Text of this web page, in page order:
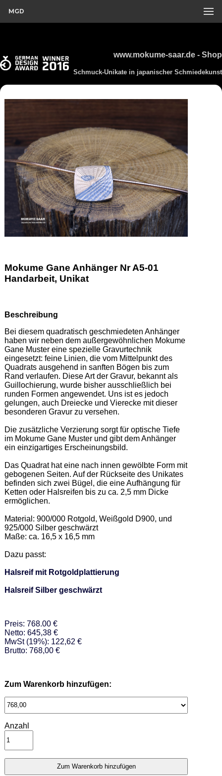
MGD
www.mokume-saar.de - Shop
Schmuck-Unikate in japanischer Schmiedekunst
Mokume Gane Anhänger Nr A5-01
Handarbeit, Unikat
Beschreibung
Bei diesem quadratisch geschmiedeten Anhänger
haben wir neben dem außergewöhnlichen Mokume
Gane Muster eine spezielle Gravurtechnik
eingesetzt: feine Linien, die vom Mittelpunkt des
Quadrats ausgehend in sanften Bögen bis zum
Rand verlaufen. Diese Art der Gravur, bekannt als
Guillochierung, wurde bisher ausschließlich bei
runden Formen angewendet. Uns ist es jedoch
gelungen, auch Dreiecke und Vierecke mit dieser
besonderen Gravur zu versehen.
Die zusätzliche Verzierung sorgt für optische Tiefe
im Mokume Gane Muster und gibt dem Anhänger
ein einzigartiges Erscheinungsbild.
Das Quadrat hat eine nach innen gewölbte Form mit
gebogenen Seiten. Auf der Rückseite des Unikates
befinden sich zwei Bügel, die eine Aufhängung für
Ketten oder Halsreifen bis zu ca. 2,5 mm Dicke
ermöglichen.
Material: 900/000 Rotgold, Weißgold D900, und
925/000 Silber geschwärzt
Maße: ca. 16,5 x 16,5 mm
Dazu passt:
Halsreif mit Rotgoldplattierung
Halsreif Silber geschwärzt
Preis: 768.00 €
Netto: 645,38 €
MwSt (19%): 122,62 €
Brutto: 768,00 €
Zum Warenkorb hinzufügen:
Anzahl